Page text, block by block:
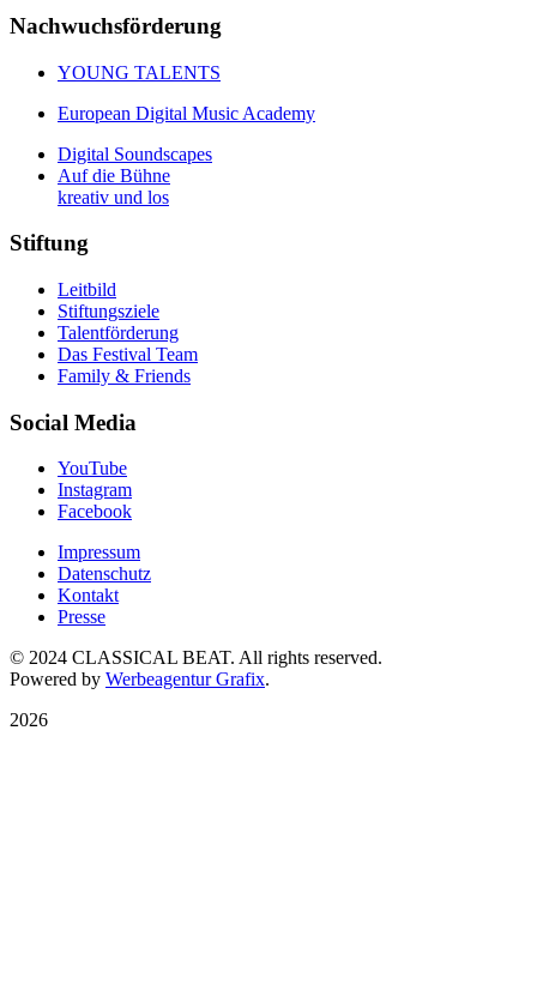
Nachwuchsförderung
YOUNG TALENTS
European Digital Music Academy
Digital Soundscapes
Auf die Bühne
kreativ und los
Stiftung
Leitbild
Stiftungsziele
Talentförderung
Das Festival Team
Family & Friends
Social Media
YouTube
Instagram
Facebook
Impressum
Datenschutz
Kontakt
Presse
© 2024 CLASSICAL BEAT. All rights reserved.
Powered by Werbeagentur Grafix.
2026